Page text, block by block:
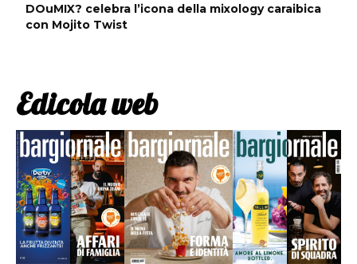
DOuMIX? celebra l’icona della mixology caraibica
con Mojito Twist
Edicola web